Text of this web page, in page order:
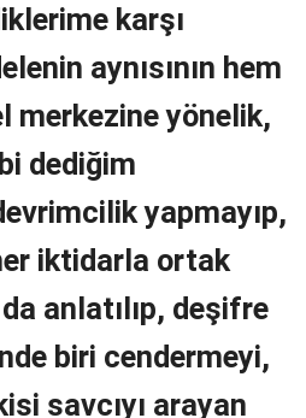
karşı
aynısının hem
merkezine yönelik,
dediğim
yapmayıp,
iktidarla ortak
anlatılıp, deşifre
biri cendermeyi,
savcıyı arayan